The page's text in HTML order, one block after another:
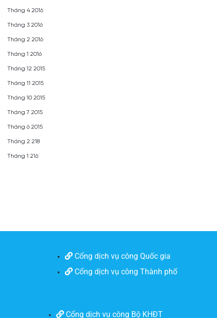
Tháng 4 2016
Tháng 3 2016
Tháng 2 2016
Tháng 1 2016
Tháng 12 2015
Tháng 11 2015
Tháng 10 2015
Tháng 7 2015
Tháng 6 2015
Tháng 2 218
Tháng 1 216
Cổng dịch vụ công Quốc gia
Cổng dịch vụ công Thành phố
Cổng dịch vụ công Bộ KHĐT